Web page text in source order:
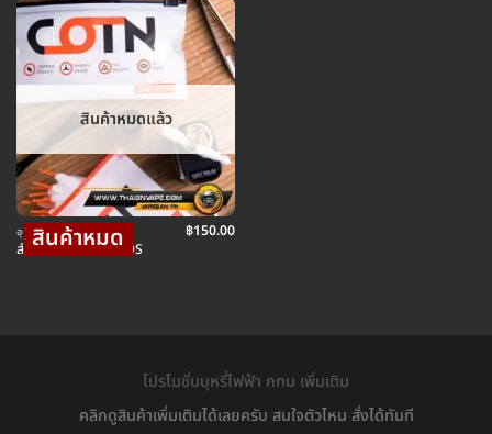
สินค้าหมดแล้ว
อุปกรณ์ บุหรี่ไฟฟ้า
สำลี COTN THREADS
฿150.00
โปรโมชั่นบุหรี่ไฟฟ้า กทม เพิ่มเติม
คลิกดูสินค้าเพิ่มเติมได้เลยครับ สนใจตัวไหน สั่งได้ทันที